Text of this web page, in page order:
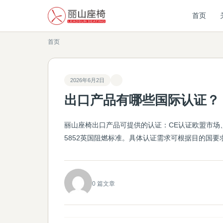
首页
首页
2026年6月2日
出口产品有哪些国际认证？
丽山座椅出口产品可提供的认证：CE认证欧盟市
5852英国阻燃标准。具体认证需求可根据目的国要
0 篇文章